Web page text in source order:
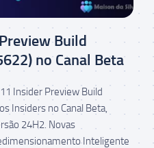
Build
no Canal Beta
Insider Preview Build
Insiders no Canal Beta,
24H2. Novas
Inteligente